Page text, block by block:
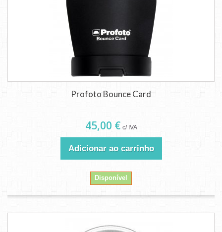
Profoto Bounce Card
45,00 € c/ IVA
Adicionar ao carrinho
Disponível